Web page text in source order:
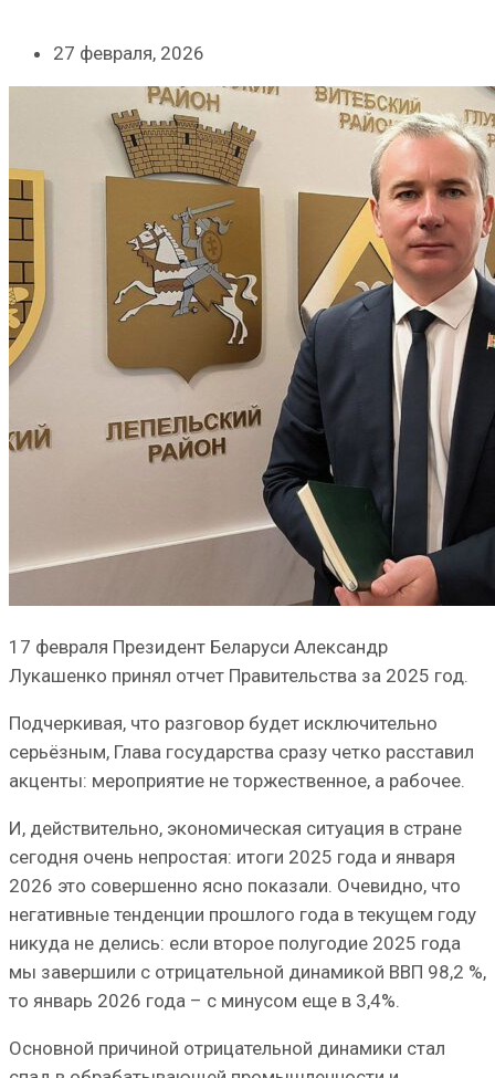
27 февраля, 2026
17 февраля Президент Беларуси Александр
Лукашенко принял отчет Правительства за 2025 год.
Подчеркивая, что разговор будет исключительно
серьёзным, Глава государства сразу четко расставил
акценты: мероприятие не торжественное, а рабочее.
И, действительно, экономическая ситуация в стране
сегодня очень непростая: итоги 2025 года и января
2026 это совершенно ясно показали. Очевидно, что
негативные тенденции прошлого года в текущем году
никуда не делись: если второе полугодие 2025 года
мы завершили с отрицательной динамикой ВВП 98,2 %,
то январь 2026 года – с минусом еще в 3,4%.
Основной причиной отрицательной динамики стал